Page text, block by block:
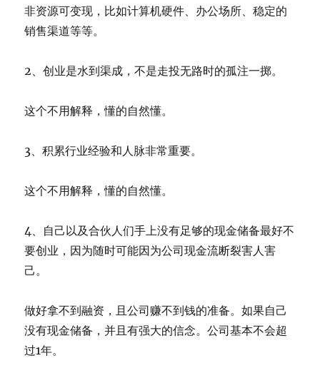
非资源可变现，比如计算机硬件、办公场所、稳定的
销售渠道等等。
2、创业是水到渠成，不是走投无路时的孤注一掷。
这个不用解释，懂的自然懂。
3、积累行业经验和人脉非常重要。
这个不用解释，懂的自然懂。
4、自己以及合伙人们手上没有足够的现金储备最好不
要创业，因为随时可能因为公司现金流断裂害人害
己。
做好拿不到融资，且公司赚不到钱的准备。如果自己
没有现金储备，并且有强大的信念。公司基本不会超
过1年。